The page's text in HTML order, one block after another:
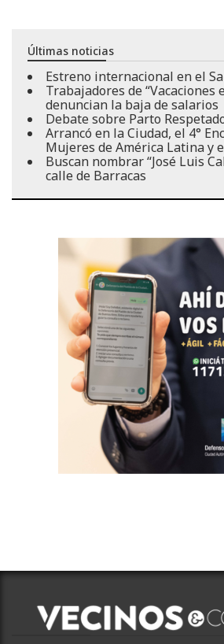
Últimas noticias
Estreno internacional en el
Trabajadores de “Vacaciones
denuncian la baja de salarios
Debate sobre Parto
Arrancó en la Ciudad, el 4°
Mujeres de América Latina y
Buscan nombrar “José Luis
calle de Barracas